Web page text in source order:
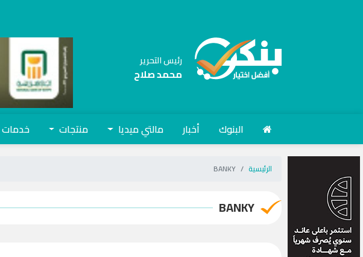
رئيس التحرير
محمد صلاح
البنوك أخبار مالتي ميديا منتجات خدمات
الرئيسية BANKY
BANKY